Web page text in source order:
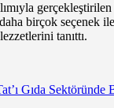
birçok
tanıttı.
Gıda Sektöründe